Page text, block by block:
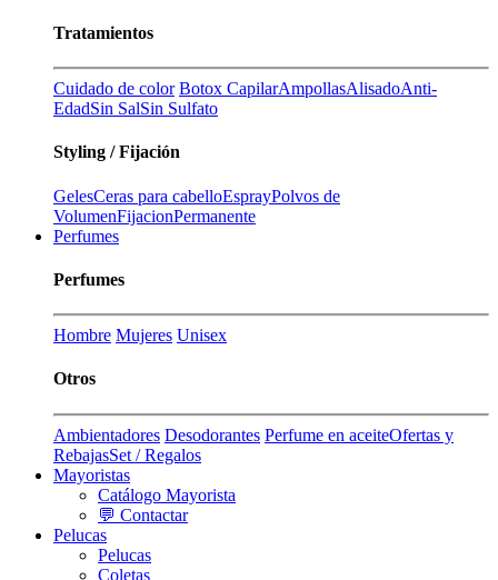
Tratamientos
Cuidado de color Botox CapilarAmpollasAlisadoAnti-
EdadSin SalSin Sulfato
Styling / Fijación
GelesCeras para cabelloEsprayPolvos de
VolumenFijacionPermanente
Perfumes
Perfumes
Hombre Mujeres Unisex
Otros
Ambientadores Desodorantes Perfume en aceiteOfertas y
RebajasSet / Regalos
Mayoristas
Catálogo Mayorista
💬 Contactar
Pelucas
Pelucas
Coletas